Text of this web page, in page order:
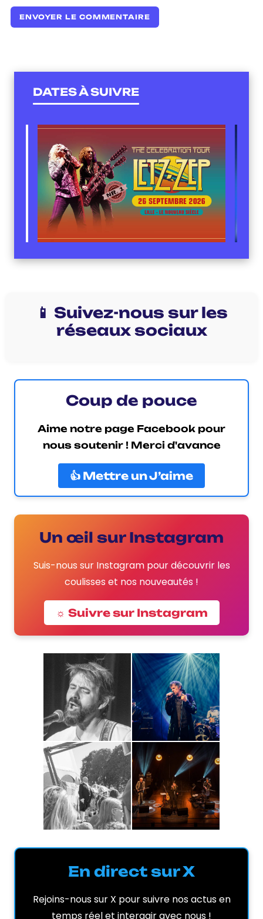
DATES À SUIVRE
📱 Suivez-nous sur les
réseaux sociaux
Coup de pouce
Aime notre page Facebook pour
nous soutenir ! Merci d'avance
👍 Mettre un J’aime
Un œil sur Instagram
Suis-nous sur Instagram pour découvrir les
coulisses et nos nouveautés !
☼ Suivre sur Instagram
En direct sur X
Rejoins-nous sur X pour suivre nos actus en
temps réel et interagir avec nous !